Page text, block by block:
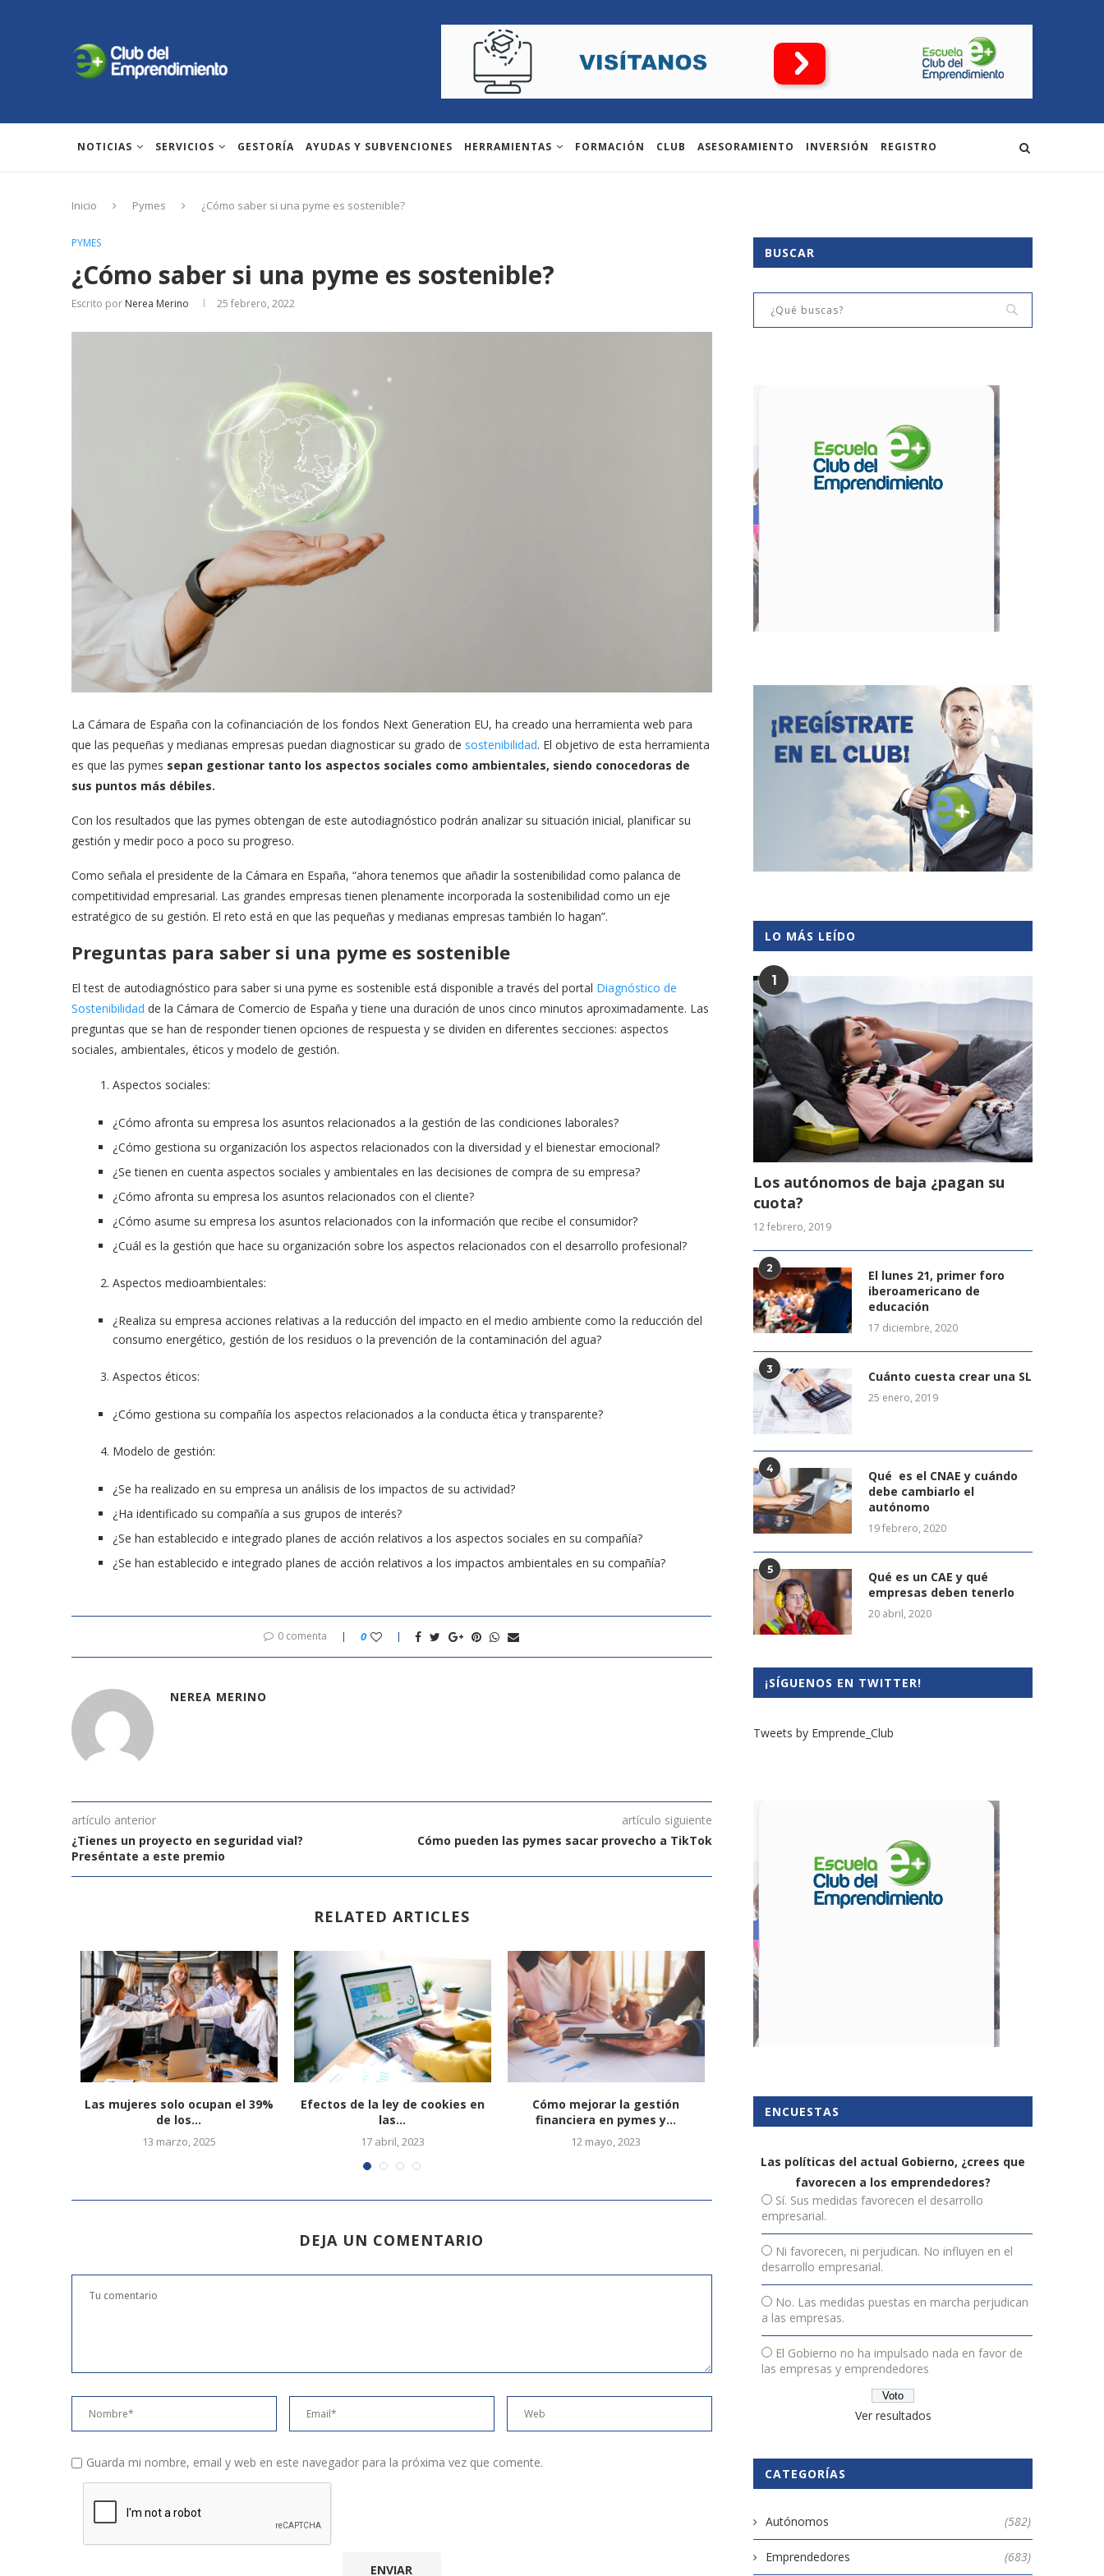
NOTICIAS SERVICIOS GESTORÍA AYUDAS Y SUBVENCIONES HERRAMIENTAS FORMACIÓN CLUB ASESORAMIENTO INVERSIÓN REGISTRO
Inicio Pymes ¿Cómo saber si una pyme es sostenible?
PYMES
¿Cómo saber si una pyme es sostenible?
Escrito por Nerea Merino 25 febrero, 2022
La Cámara de España con la cofinanciación de los fondos Next Generation EU, ha creado una herramienta web para
que las pequeñas y medianas empresas puedan diagnosticar su grado de sostenibilidad. El objetivo de esta herramienta
es que las pymes sepan gestionar tanto los aspectos sociales como ambientales, siendo conocedoras de
sus puntos más débiles.
Con los resultados que las pymes obtengan de este autodiagnóstico podrán analizar su situación inicial, planificar su
gestión y medir poco a poco su progreso.
Como señala el presidente de la Cámara en España, “ahora tenemos que añadir la sostenibilidad como palanca de
competitividad empresarial. Las grandes empresas tienen plenamente incorporada la sostenibilidad como un eje
estratégico de su gestión. El reto está en que las pequeñas y medianas empresas también lo hagan”.
Preguntas para saber si una pyme es sostenible
El test de autodiagnóstico para saber si una pyme es sostenible está disponible a través del portal Diagnóstico de
Sostenibilidad de la Cámara de Comercio de España y tiene una duración de unos cinco minutos aproximadamente. Las
preguntas que se han de responder tienen opciones de respuesta y se dividen en diferentes secciones: aspectos
sociales, ambientales, éticos y modelo de gestión.
Aspectos sociales:
¿Cómo afronta su empresa los asuntos relacionados a la gestión de las condiciones laborales?
¿Cómo gestiona su organización los aspectos relacionados con la diversidad y el bienestar emocional?
¿Se tienen en cuenta aspectos sociales y ambientales en las decisiones de compra de su empresa?
¿Cómo afronta su empresa los asuntos relacionados con el cliente?
¿Cómo asume su empresa los asuntos relacionados con la información que recibe el consumidor?
¿Cuál es la gestión que hace su organización sobre los aspectos relacionados con el desarrollo profesional?
Aspectos medioambientales:
¿Realiza su empresa acciones relativas a la reducción del impacto en el medio ambiente como la reducción del
consumo energético, gestión de los residuos o la prevención de la contaminación del agua?
Aspectos éticos:
¿Cómo gestiona su compañía los aspectos relacionados a la conducta ética y transparente?
Modelo de gestión:
¿Se ha realizado en su empresa un análisis de los impactos de su actividad?
¿Ha identificado su compañía a sus grupos de interés?
¿Se han establecido e integrado planes de acción relativos a los aspectos sociales en su compañía?
¿Se han establecido e integrado planes de acción relativos a los impactos ambientales en su compañía?
0 comenta 0
NEREA MERINO
artículo anterior
¿Tienes un proyecto en seguridad vial?
Preséntate a este premio
artículo siguiente
Cómo pueden las pymes sacar provecho a TikTok
RELATED ARTICLES
Las mujeres solo ocupan el 39%
de los...
13 marzo, 2025
Efectos de la ley de cookies en
las...
17 abril, 2023
Cómo mejorar la gestión
financiera en pymes y...
12 mayo, 2023
email marketing en...
12 marzo, 2026
DEJA UN COMENTARIO
Guarda mi nombre, email y web en este navegador para la próxima vez que comente.
BUSCAR
LO MÁS LEÍDO
1
Los autónomos de baja ¿pagan su
cuota?
12 febrero, 2019
2
El lunes 21, primer foro
iberoamericano de
educación
17 diciembre, 2020
3 Cuánto cuesta crear una SL
25 enero, 2019
4
Qué es el CNAE y cuándo
debe cambiarlo el
autónomo
19 febrero, 2020
5
Qué es un CAE y qué
empresas deben tenerlo
20 abril, 2020
¡SÍGUENOS EN TWITTER!
Tweets by Emprende_Club
ENCUESTAS
Las políticas del actual Gobierno, ¿crees que
favorecen a los emprendedores?
Sí. Sus medidas favorecen el desarrollo
empresarial.
Ni favorecen, ni perjudican. No influyen en el
desarrollo empresarial.
No. Las medidas puestas en marcha perjudican
a las empresas.
El Gobierno no ha impulsado nada en favor de
las empresas y emprendedores
Ver resultados
CATEGORÍAS
Autónomos (582)
Emprendedores (683)